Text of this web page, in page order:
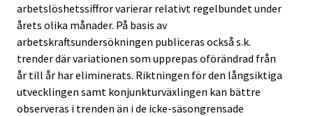
arbetslöshetssiffror varierar relativt regelbundet under
årets olika månader. På basis av
arbetskraftsundersökningen publiceras också s.k.
trender där variationen som upprepas oförändrad från
år till år har eliminerats. Riktningen för den långsiktiga
utvecklingen samt konjunkturväxlingen kan bättre
observeras i trenden än i de icke-säsongrensade